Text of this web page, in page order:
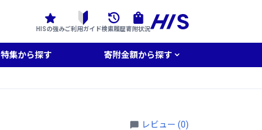
HISの強みご利用ガイド検索履歴寄附状況
特集から探す 寄附金額から探す
レビュー (0)